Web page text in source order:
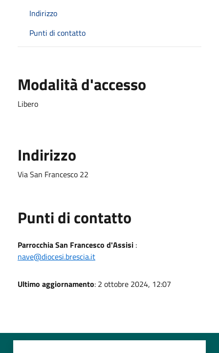
Indirizzo
Punti di contatto
Modalità d'accesso
Libero
Indirizzo
Via San Francesco 22
Punti di contatto
Parrocchia San Francesco d'Assisi :
nave@diocesi.brescia.it
Ultimo aggiornamento: 2 ottobre 2024, 12:07